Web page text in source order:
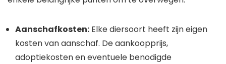
Aanschafkosten: Elke diersoort heeft zijn eigen
kosten van aanschaf. De aankoopprijs,
adoptiekosten en eventuele benodigde